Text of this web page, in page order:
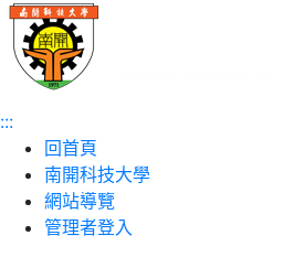
跳到主要內容
:::
回首頁
南開科技大學
網站導覽
管理者登入